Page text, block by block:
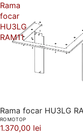
Rama
focar
HU3LG
RAM11
Rama focar HU3LG
ROMOTOP
1.370,00 lei